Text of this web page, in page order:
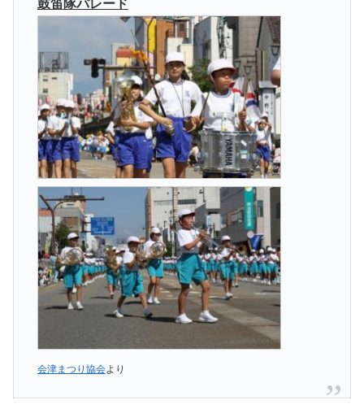
鼓笛隊パレード
会津まつり協会より